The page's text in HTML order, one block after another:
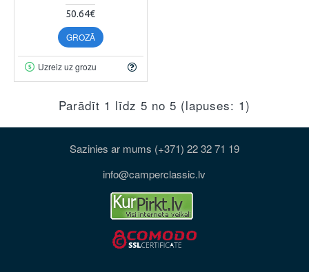
50.64€
GROZĀ
Uzreiz uz grozu
Parādīt 1 līdz 5 no 5 (lapuses: 1)
Sazinies ar mums (+371) 22 32 71 19
info@camperclassic.lv